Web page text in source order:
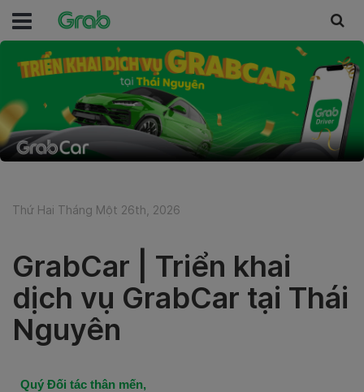
Thứ Hai Tháng Một 26th, 2026
GrabCar | Triển khai
dịch vụ GrabCar tại Thái
Nguyên
Quý Đối tác thân mến,